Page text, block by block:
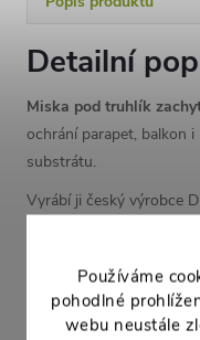
Používáme
pohodlné
webu neustále
Detailní
Miska pod truhlík
ochrání parapet, balkon
substrátu.
Vyrábí ji český výrobce
Parametry produktu